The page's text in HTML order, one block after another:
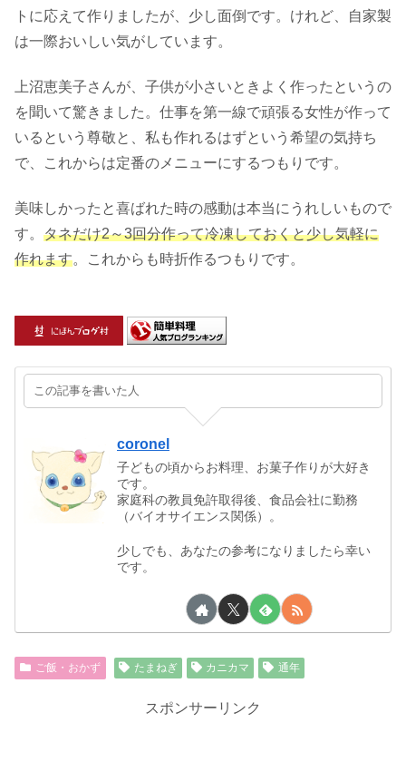
トに応えて作りましたが、少し面倒です。けれど、自家製
は一際おいしい気がしています。
上沼恵美子さんが、子供が小さいときよく作ったというの
を聞いて驚きました。仕事を第一線で頑張る女性が作って
いるという尊敬と、私も作れるはずという希望の気持ち
で、これからは定番のメニューにするつもりです。
美味しかったと喜ばれた時の感動は本当にうれしいもので
す。 タネだけ2～3回分作って冷凍しておくと少し気軽に
作れます。これからも時折作るつもりです。
この記事を書いた人
coronel
子どもの頃からお料理、お菓子作りが大好き
です。
家庭科の教員免許取得後、食品会社に勤務
（バイオサイエンス関係）。
少しでも、あなたの参考になりましたら幸い
です。
ご飯・おかず たまねぎ カニカマ 通年
スポンサーリンク